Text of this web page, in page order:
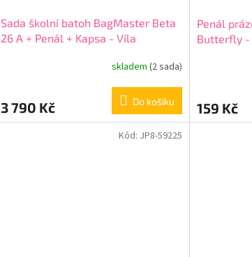
Sada školní batoh BagMaster Beta
26 A + Penál + Kapsa - Víla
skladem (2 sada)
3 790 Kč Do košíku
Penál
Butterfly -
159 Kč
Kód: JP8-59225